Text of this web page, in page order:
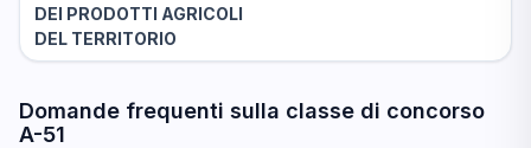
DEI PRODOTTI AGRICOLI
DEL TERRITORIO
Domande frequenti sulla classe di concorso
A-51